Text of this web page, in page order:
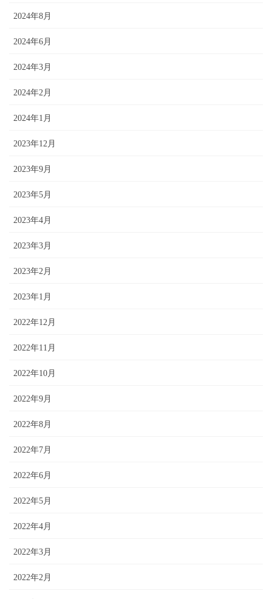
2024年8月
2024年6月
2024年3月
2024年2月
2024年1月
2023年12月
2023年9月
2023年5月
2023年4月
2023年3月
2023年2月
2023年1月
2022年12月
2022年11月
2022年10月
2022年9月
2022年8月
2022年7月
2022年6月
2022年5月
2022年4月
2022年3月
2022年2月